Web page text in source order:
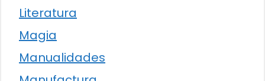
Literatura
Magia
Manualidades